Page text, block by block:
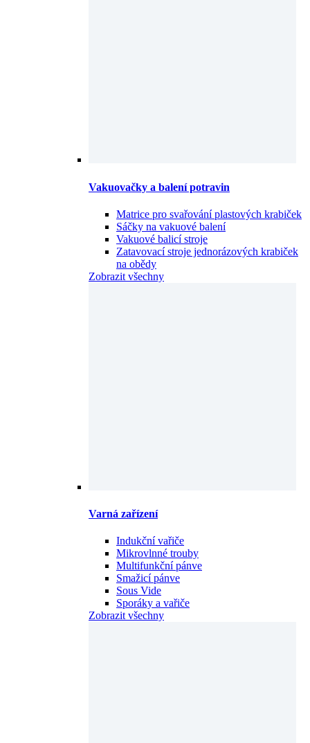
Vakuovačky a balení potravin
Matrice pro svařování plastových krabiček
Sáčky na vakuové balení
Vakuové balicí stroje
Zatavovací stroje jednorázových krabiček
na obědy
Zobrazit všechny
Varná zařízení
Indukční vařiče
Mikrovlnné trouby
Multifunkční pánve
Smažicí pánve
Sous Vide
Sporáky a vařiče
Zobrazit všechny